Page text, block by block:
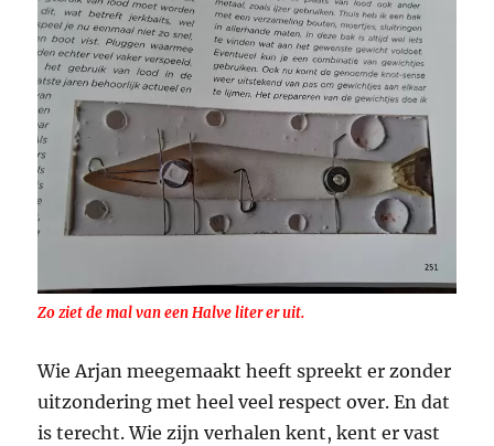
Zo ziet de mal van een Halve liter er uit.
Wie Arjan meegemaakt heeft spreekt er zonder
uitzondering met heel veel respect over. En dat
is terecht. Wie zijn verhalen kent, kent er vast